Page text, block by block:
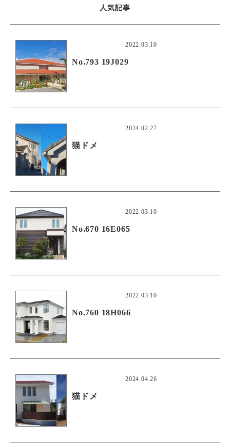
人気記事
2022.03.10
No.793 19J029
2024.02.27
猫ドメ
2022.03.10
No.670 16E065
2022.03.10
No.760 18H066
2024.04.26
猫ドメ